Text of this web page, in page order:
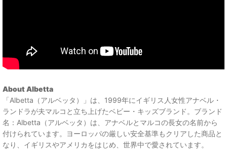
About Albetta
「Albetta（アルベッタ）」は、1999年にイギリス人女性アナベル・
ランドラが夫マルコと立ち上げたベビー・キッズブランド。ブランド
名：Albetta（アルベッタ）は、アナベルとマルコの長女の名前から
付けられています。ヨーロッパの厳しい安全基準もクリアした商品と
なり、イギリスやアメリカをはじめ、世界中で愛されています。